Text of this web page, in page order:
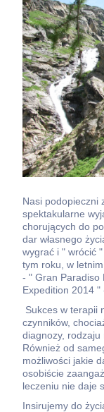
Nasi podopieczni
spektakularne
chorujących do
dar własnego
wygrać i " wrócić
tym roku, w
- " Gran Paradiso
Expedition 2014
Sukces w terapii
czynników,
diagnozy, rodzaju
Również od
możliwości jakie
osobiście
leczeniu nie daje
Insirujemy do